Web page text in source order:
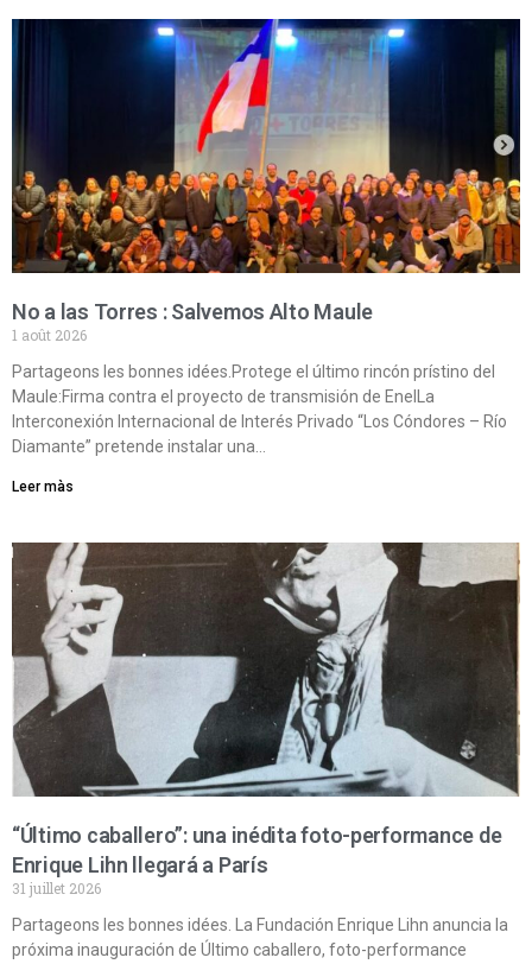
No a las Torres : Salvemos Alto Maule
1 août 2026
Partageons les bonnes idées.Protege el último rincón prístino del
Maule:Firma contra el proyecto de transmisión de EnelLa
Interconexión Internacional de Interés Privado “Los Cóndores – Río
Diamante” pretende instalar una…
Leer màs
“Último caballero”: una inédita foto-performance de
Enrique Lihn llegará a París
31 juillet 2026
Partageons les bonnes idées. La Fundación Enrique Lihn anuncia la
próxima inauguración de Último caballero, foto-performance